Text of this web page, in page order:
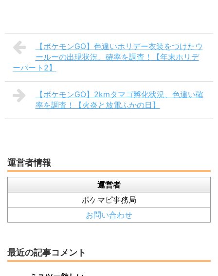
【ポケモンGO】色違いホリデー衣装をつけたウ
ールーの出現状況、確率を調査！【年末ホリデ
ーパート2】
【ポケモンGO】2kmタマゴ孵化状況、色違い確
率を調査！【火炎と放電ふかの日】
運営者情報
運営者
ポケマピ事務局
お問い合わせ
最近の記事コメント